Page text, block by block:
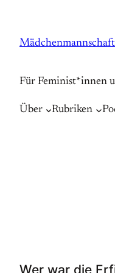
springen
Mädchenmannschaft
Für Feminist*innen
Über Rubriken
Wer war die